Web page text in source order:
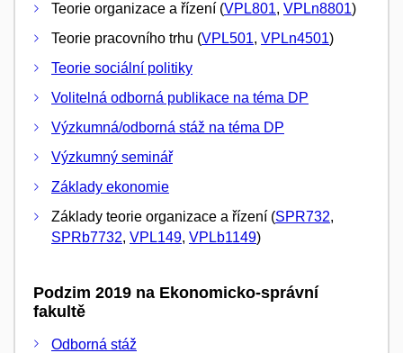
Teorie organizace a řízení (VPL801, VPLn8801)
Teorie pracovního trhu (VPL501, VPLn4501)
Teorie sociální politiky
Volitelná odborná publikace na téma DP
Výzkumná/odborná stáž na téma DP
Výzkumný seminář
Základy ekonomie
Základy teorie organizace a řízení (SPR732,
SPRb7732, VPL149, VPLb1149)
Podzim 2019 na Ekonomicko-správní
fakultě
Odborná stáž